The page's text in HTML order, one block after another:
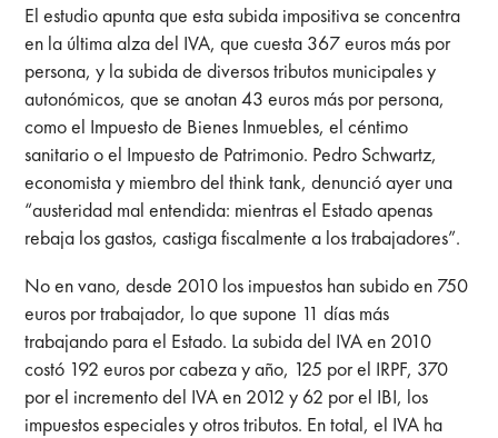
El estudio apunta que esta subida impositiva se concentra
en la última alza del IVA, que cuesta 367 euros más por
persona, y la subida de diversos tributos municipales y
autonómicos, que se anotan 43 euros más por persona,
como el Impuesto de Bienes Inmuebles, el céntimo
sanitario o el Impuesto de Patrimonio. Pedro Schwartz,
economista y miembro del think tank, denunció ayer una
“austeridad mal entendida: mientras el Estado apenas
rebaja los gastos, castiga fiscalmente a los trabajadores”.
No en vano, desde 2010 los impuestos han subido en 750
euros por trabajador, lo que supone 11 días más
trabajando para el Estado. La subida del IVA en 2010
costó 192 euros por cabeza y año, 125 por el IRPF, 370
por el incremento del IVA en 2012 y 62 por el IBI, los
impuestos especiales y otros tributos. En total, el IVA ha